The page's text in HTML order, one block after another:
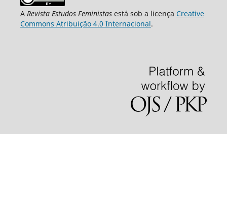
A Revista Estudos Feministasestá sob a licença Creative
Commons Atribuição 4.0 Internacional.